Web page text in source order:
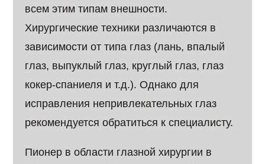
всем этим типам внешности.
Хирургические техники различаются в
зависимости от типа глаз (лань, впалый
глаз, выпуклый глаз, круглый глаз, глаз
кокер-спаниеля и т.д.). Однако для
исправления непривлекательных глаз
рекомендуется обратиться к специалисту.
Пионер в области глазной хирургии в